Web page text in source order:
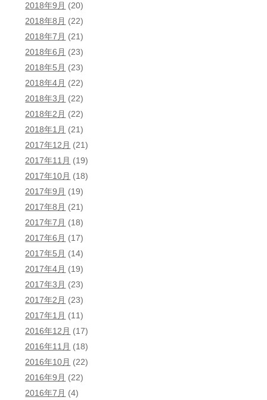
2018年9月 (20)
2018年8月 (22)
2018年7月 (21)
2018年6月 (23)
2018年5月 (23)
2018年4月 (22)
2018年3月 (22)
2018年2月 (22)
2018年1月 (21)
2017年12月 (21)
2017年11月 (19)
2017年10月 (18)
2017年9月 (19)
2017年8月 (21)
2017年7月 (18)
2017年6月 (17)
2017年5月 (14)
2017年4月 (19)
2017年3月 (23)
2017年2月 (23)
2017年1月 (11)
2016年12月 (17)
2016年11月 (18)
2016年10月 (22)
2016年9月 (22)
2016年7月 (4)